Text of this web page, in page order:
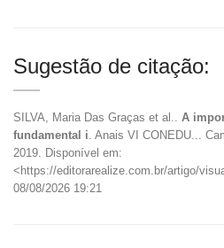
Sugestão de citação:
SILVA, Maria Das Graças et al.. A
fundamental i. Anais VI CONEDU...
2019. Disponível em:
<https://editorarealize.com.br/artigo/
08/08/2026 19:21